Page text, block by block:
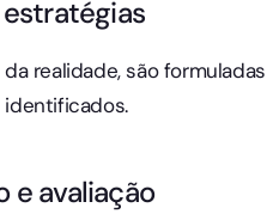
realidade, são
e avaliação